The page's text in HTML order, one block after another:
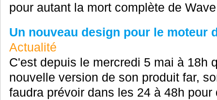
pour autant la mort complète de
Un nouveau design pour le moteur
Actualité
C'est depuis le mercredi 5 mai à 18h
nouvelle version de son produit far,
faudra prévoir dans les 24 à 48h